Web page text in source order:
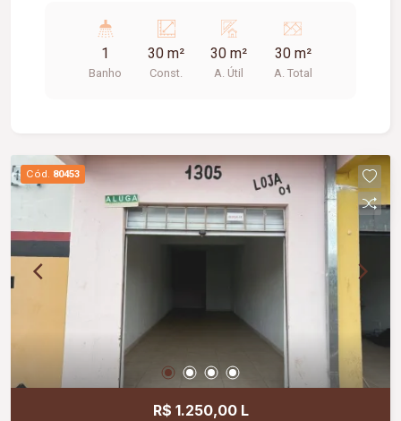
1
Banho
30 m²
Const.
30 m²
A. Útil
30 m²
A. Total
Cód. 80453
R$ 1.250,00 L